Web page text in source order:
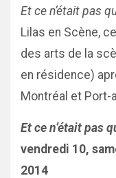
Et ce n’était pas
Lilas en Scène,
des arts de la
en résidence)
Montréal et Port-
Et ce n’était pas
vendredi 10,
2014